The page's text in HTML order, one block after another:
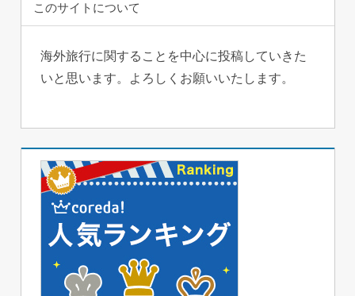
このサイトについて
海外旅行に関することを中心に投稿していきた
いと思います。よろしくお願いいたします。